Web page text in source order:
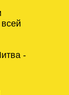
-